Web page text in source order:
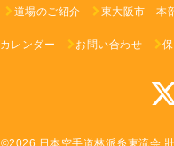
道場のご紹介 東大阪市 本
カレンダー お問い合わせ